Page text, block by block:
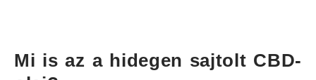
Mi is az a hidegen sajtolt CBD-